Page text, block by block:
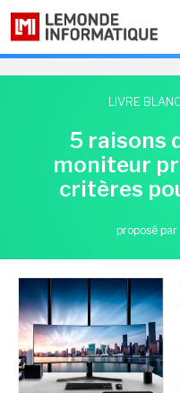
LIVRE
5 raisons
moniteur
critères
proposé par